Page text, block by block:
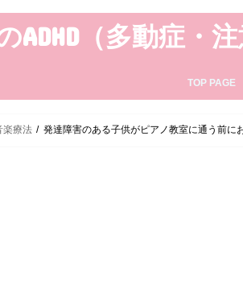
ADHD（多動症・
TOP PAGE
楽療法 発達障害のある子供がピアノ教室に通う前に